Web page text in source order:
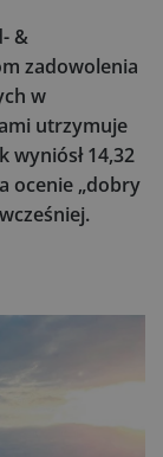
&
zadowolenia
w
utrzymuje
wyniósł 14,32
ocenie „dobry